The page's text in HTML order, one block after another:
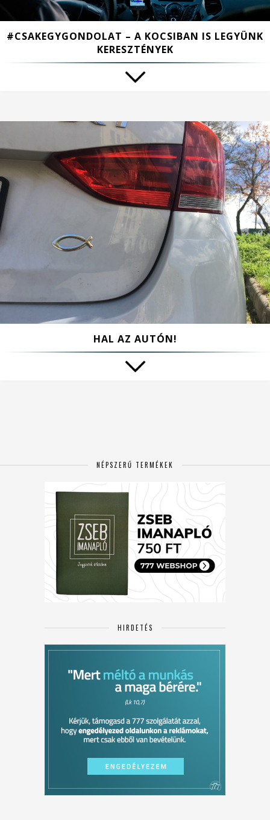
#CSAKEGYGONDOLAT – A KOCSIBAN IS LEGYÜNK
KERESZTÉNYEK
HAL AZ AUTÓN!
NÉPSZERŰ TERMÉKEK
HIRDETÉS